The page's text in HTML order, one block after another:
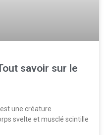
savoir sur le
une créature
svelte et musclé scintille